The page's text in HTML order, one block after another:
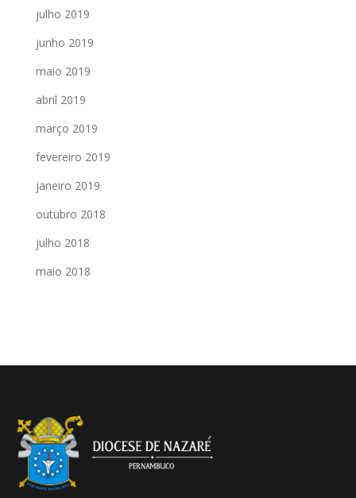
julho 2019
junho 2019
maio 2019
abril 2019
março 2019
fevereiro 2019
janeiro 2019
outubro 2018
julho 2018
maio 2018